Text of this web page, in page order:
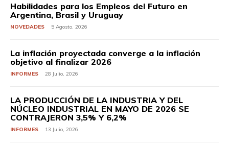
Habilidades para los Empleos del Futuro en
Argentina, Brasil y Uruguay
NOVEDADES 5 Agosto, 2026
La inflación proyectada converge a la inflación
objetivo al finalizar 2026
INFORMES 28 Julio, 2026
LA PRODUCCIÓN DE LA INDUSTRIA Y DEL
NÚCLEO INDUSTRIAL EN MAYO DE 2026 SE
CONTRAJERON 3,5% Y 6,2%
INFORMES 13 Julio, 2026